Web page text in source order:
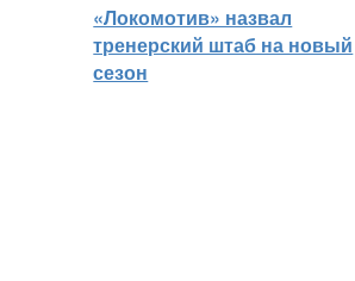
«Локомотив» назвал
тренерский штаб на новый
сезон